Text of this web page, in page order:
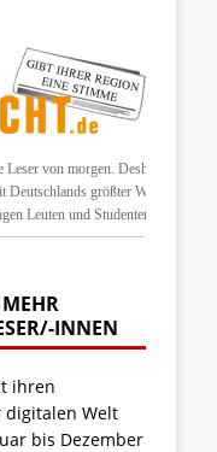
von morgen. Deshalb
größter WG-
Leuten und Studenten.
INNEN
ihren
Welt
bis Dezember